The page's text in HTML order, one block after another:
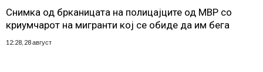
Снимка од брканицата на полицајците од МВР со
криумчарот на мигранти кој се обиде да им бега
12:28, 28 август